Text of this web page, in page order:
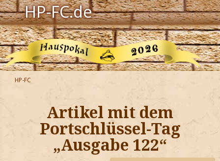
HP-FC.de
Navigation
Harry Potter
Der HP-FC
Hogwarts
Zauberwelt
Willkommen
HP-FC
Artikel mit dem
Portschlüssel-Tag
„Ausgabe 122“